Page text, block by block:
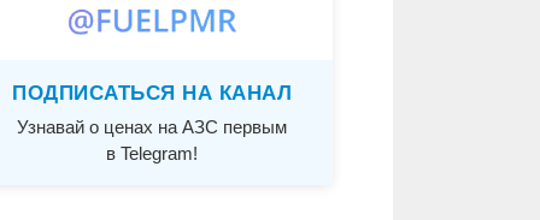
ПОДПИСАТЬСЯ НА КАНАЛ
Узнавай о ценах на АЗС первым
в Telegram!